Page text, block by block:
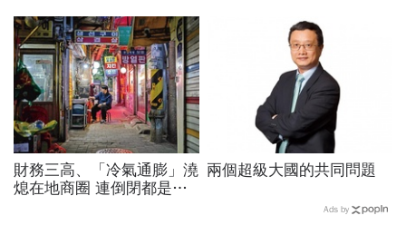
經濟壓力成天然避孕藥？
一個國家的未來
財務三高、「冷氣通膨」澆
熄在地商圈 連倒閉都是奢
兩個超級大國的共同問題
Ads by